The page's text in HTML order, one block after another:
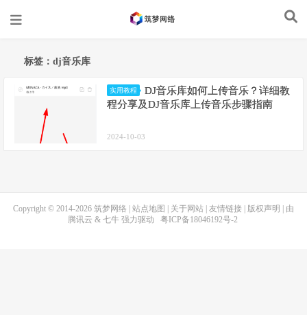
标签：dj音乐库
实用教程
DJ音乐库如何上传音乐？详细教
程分享及DJ音乐库上传音乐步骤指南
2024-10-03
Copyright © 2014-2026 筑梦网络 站点地图 关于网站 友情链接 版权声明
| 由
腾讯云 & 七牛强力驱动 粤ICP备18046192号-2